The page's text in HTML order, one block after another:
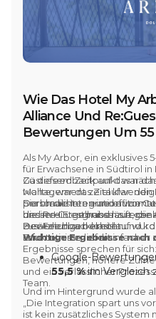
Wie Das Hotel My
Alliance Und
Bewertungen Um
Als My Arbor, ein exklusives
für Erwachsene in Südtirol in
Gästefeedback auf das
wollte, war das Ziel klar: den
personalisieren und
bessere Ergebnisse zu
zusätzlich zu belasten.
Zu diesem Zeitpunkt war
Management zeitaufwendig
Sie brauchten eine
die im Hintergrund läuft, die
Bewertungen erhöht und
Erkenntnisse liefert.
Durch die Integration von
und Re:Guesthaben sie
Der Feedbackkreislauf
strukturierter und einfacher
Ergebnisse sprechen für
Bewertungen, höhere
und ein verlässlicher
Team.
Wichtige Ergebnisse nach
Google-
55,5 %im Vergleich
Zeitraum des
3,1 % Anstieg des
Zufriedenheitswerts
Und im Hintergrund wurde
„Die Integration spart uns
ist kein zusätzliches System